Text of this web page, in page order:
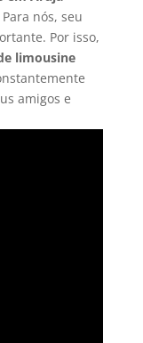
nós, seu
Por isso,
limousine
amigos e